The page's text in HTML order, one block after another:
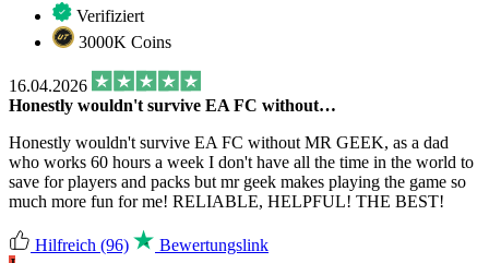
Verifiziert
3000K Coins
16.04.2026
Honestly wouldn't survive EA FC without…
Honestly wouldn't survive EA FC without MR GEEK, as a dad
who works 60 hours a week I don't have all the time in the world to
save for players and packs but mr geek makes playing the game so
much more fun for me! RELIABLE, HELPFUL! THE BEST!
Hilfreich (96)
Bewertungslink